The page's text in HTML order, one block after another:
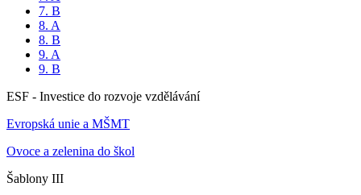
7. B
8. A
8. B
9. A
9. B
ESF - Investice do rozvoje vzdělávání
Evropská unie a MŠMT
Ovoce a zelenina do škol
Šablony III